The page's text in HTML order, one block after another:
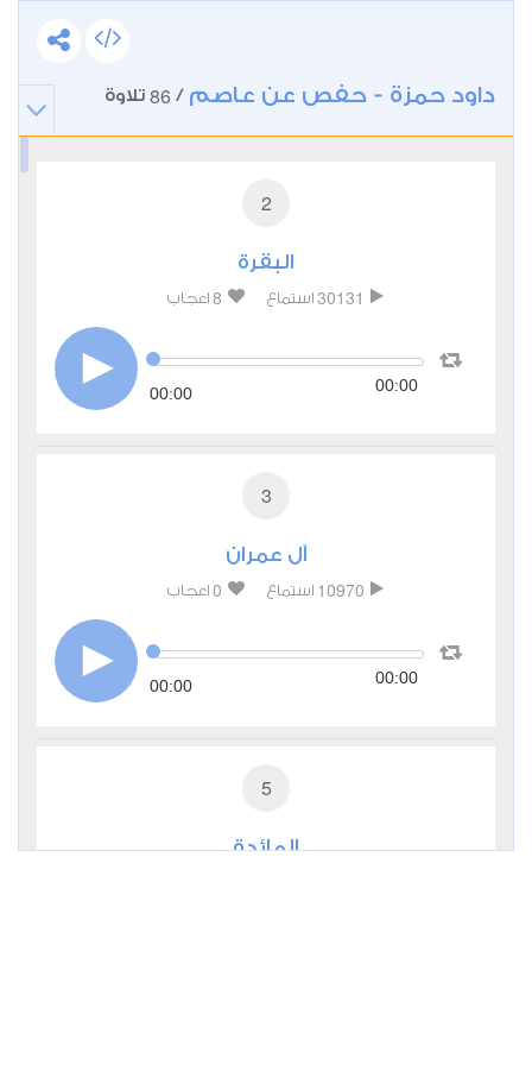
داود حمزة - حفص عن عاصم /
86 تلاوة
2
البقرة
30131 استماع 8 اعجاب
00:00 00:00
3
آل عمران
10970 استماع 0 اعجاب
00:00 00:00
5
المائدة